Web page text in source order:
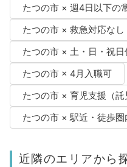
たつの市 × 週4日以下の
たつの市 × 救急対応なし
たつの市 × 土・日・祝日
たつの市 × 4月入職可
たつの市 × 育児支援（託
たつの市 × 駅近・徒歩圏
近隣のエリアから